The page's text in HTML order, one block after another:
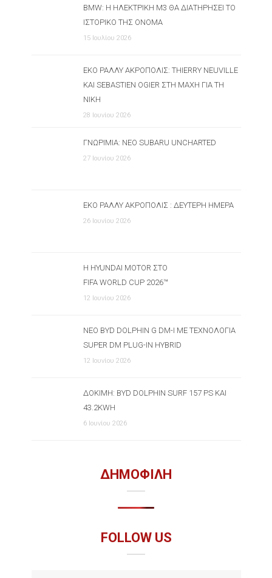
BMW: Η ΗΛΕΚΤΡΙΚΉ M3 ΘΑ ΔΙΑΤΗΡΉΣΕΙ ΤΟ
ΙΣΤΟΡΙΚΌ ΤΗΣ ΌΝΟΜΑ
15 Ιουλίου 2026
ΕΚΟ ΡΆΛΛΥ ΑΚΡΌΠΟΛΙΣ: THIERRY NEUVILLE
ΚΑΙ SEBASTIEN OGIER ΣΤΗ ΜΆΧΗ ΓΙΑ ΤΗ
ΝΊΚΗ
28 Ιουνίου 2026
ΓΝΩΡΙΜΊΑ: ΝΈΟ SUBARU UNCHARTED
27 Ιουνίου 2026
ΕΚΟ ΡΆΛΛΥ ΑΚΡΌΠΟΛΙΣ : ΔΕΎΤΕΡΗ ΗΜΈΡΑ
26 Ιουνίου 2026
Η HYUNDAI MOTOR ΣΤΟ
FIFA WORLD CUP 2026™
12 Ιουνίου 2026
ΝΈΟ BYD DOLPHIN G DM-I ΜΕ ΤΕΧΝΟΛΟΓΊΑ
SUPER DM PLUG-IN HYBRID
12 Ιουνίου 2026
ΔΟΚΙΜΉ: BYD DOLPHIN SURF 157 PS ΚΑΙ
43.2KWH
6 Ιουνίου 2026
ΔΗΜΟΦΙΛΗ
FOLLOW US